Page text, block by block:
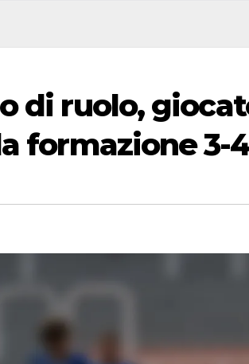
di ruolo,
formazione 3-